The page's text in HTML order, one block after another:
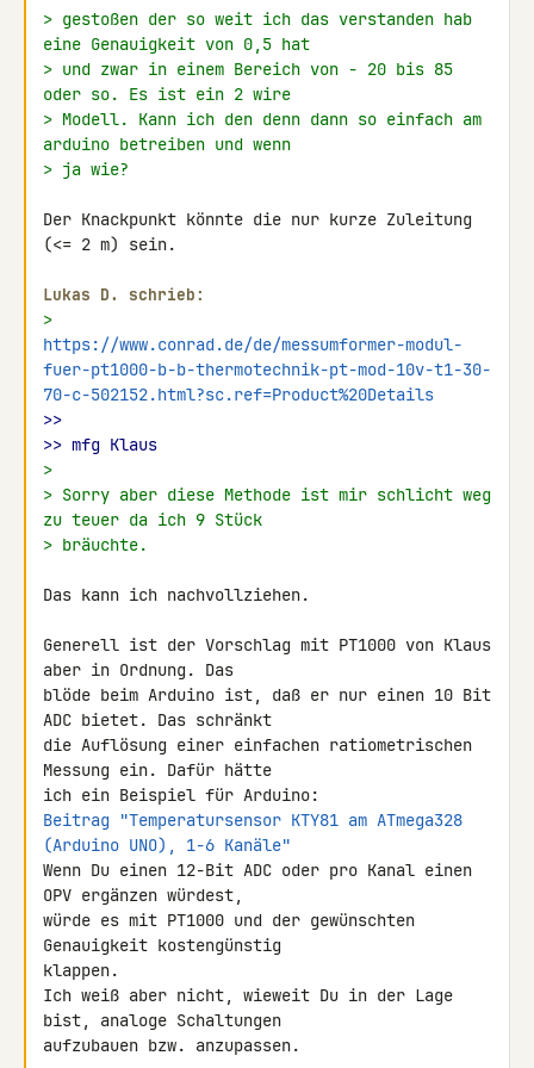
> gestoßen der so weit ich das verstanden hab
eine Genauigkeit von 0,5 hat
> und zwar in einem Bereich von - 20 bis 85
oder so. Es ist ein 2 wire
> Modell. Kann ich den denn dann so einfach am
arduino betreiben und wenn
> ja wie?
Der Knackpunkt könnte die nur kurze Zuleitung
(<= 2 m) sein.
Lukas D. schrieb:
>
https://www.conrad.de/de/messumformer-modul-
fuer-pt1000-b-b-thermotechnik-pt-mod-10v-t1-30-
70-c-502152.html?sc.ref=Product%20Details
>>
>> mfg Klaus
>
> Sorry aber diese Methode ist mir schlicht weg
zu teuer da ich 9 Stück
> bräuchte.
Das kann ich nachvollziehen.
Generell ist der Vorschlag mit PT1000 von Klaus
aber in Ordnung. Das
blöde beim Arduino ist, daß er nur einen 10 Bit
ADC bietet. Das schränkt
die Auflösung einer einfachen ratiometrischen
Messung ein. Dafür hätte
Beitrag "Temperatursensor KTY81 am ATmega328
(Arduino UNO), 1-6 Kanäle"
Wenn Du einen 12-Bit ADC oder pro Kanal einen
OPV ergänzen würdest,
würde es mit PT1000 und der gewünschten
Genauigkeit kostengünstig
klappen.
Ich weiß aber nicht, wieweit Du in der Lage
bist, analoge Schaltungen
aufzubauen bzw. anzupassen.